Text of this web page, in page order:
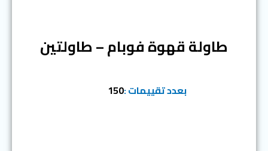
طاولة قهوة فوبام – طاولتين
بعدد تقييمات :150